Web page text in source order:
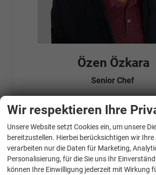
Özen Özkara
Senior Chef
Telefonnummer: 07181 -
E-Mailadresse:
Fahrzeugnr.
Geparkte Fahrzeuge (0)
Wir respektieren Ihre
Unsere Website setzt Cookies ein, um unsere
bereitzustellen. Hierbei berücksichtigen wir
verarbeiten nur die Daten für Marketing,
Personalisierung, für die Sie uns Ihr
können Ihre Einwilligung jederzeit mit Wirkung